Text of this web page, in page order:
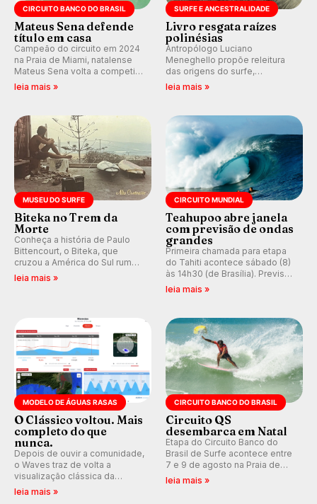
CIRCUITO BANCO DO BRASIL
Mateus Sena defende
título em casa
Campeão do circuito em 2024
na Praia de Miami, natalense
Mateus Sena volta a competir
em casa em busca de manter a
hegemonia potiguar em etapa
leia mais »
SURFE E ANCESTRALIDADE
Livro resgata raízes
polinésias
Antropólogo Luciano
Meneghello propõe releitura
das origens do surfe,
resgatando a cultura polinésia
e questionando a visão
prática em esporte e indústria.
leia mais »
MUSEU DO SURFE
Biteka no Trem da
Morte
Conheça a história de Paulo
Bittencourt, o Biteka, que
cruzou a América do Sul rumo
ao Pacífico em uma jornada
que se tornou um marco de
leia mais »
CIRCUITO MUNDIAL
Teahupoo abre janela
com previsão de ondas
grandes
Primeira chamada para etapa
do Tahiti acontece sábado (8)
às 14h30 (de Brasília). Previsão
indica swell consistente.
Medina embarca para evento e
Kelly Slater convidado.
leia mais »
MODELO DE ÁGUAS RASAS
O Clássico voltou. Mais
completo do que
nunca.
Depois de ouvir a comunidade,
o Waves traz de volta a
visualização clássica da
previsão de águas rasas,
agora integrada à nova
leia mais »
CIRCUITO BANCO DO BRASIL
Circuito QS
desembarca em Natal
Etapa do Circuito Banco do
Brasil de Surfe acontece entre
7 e 9 de agosto na Praia de
Miami (RN), em disputas
válidas pelo Qualifying Series
leia mais »